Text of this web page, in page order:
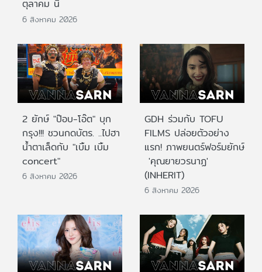
ตุลาคม นี้
6 สิงหาคม 2026
2 ยักษ์ "ป๊อบ-โอ๊ต" บุก
กรุง!!! ชวนกดบัตร. ..ไปฮา
น้ำตาเล็ดกับ "เบิ้ม เบิ้ม
concert"
6 สิงหาคม 2026
GDH ร่วมกับ TOFU
FILMS ปล่อยตัวอย่าง
แรก! ภาพยนตร์ฟอร์มยักษ์
'คุณยายวรนาฏ'
(INHERIT)
6 สิงหาคม 2026